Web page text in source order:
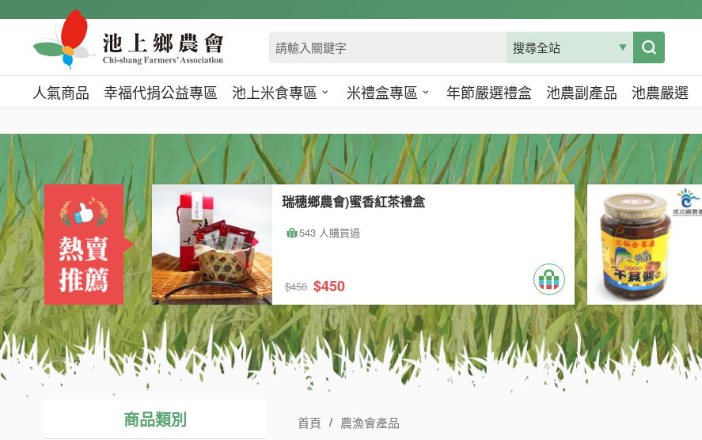
容
塊
人氣商品 幸福代捐公益專區 池上米食專區 米禮盒專區 年節嚴選禮盒 池農副產品 池農嚴選
瑞穗鄉農會)蜜香紅茶禮盒
543 人購買過
$450 $450
商品類別 首頁 農漁會產品